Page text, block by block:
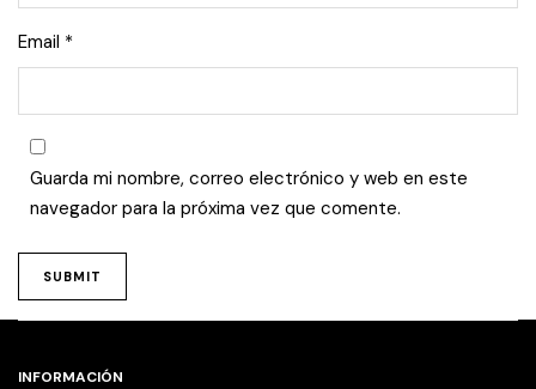
Email *
Guarda mi nombre, correo electrónico y web en este
navegador para la próxima vez que comente.
INFORMACIÓN